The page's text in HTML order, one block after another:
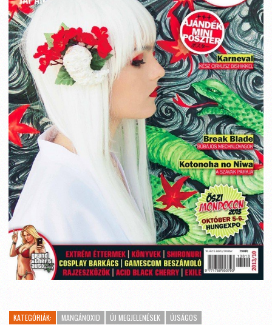
KATEGÓRIÁK: MANGÁNOXID ÚJ MEGJELENÉSEK ÚJSÁGOS